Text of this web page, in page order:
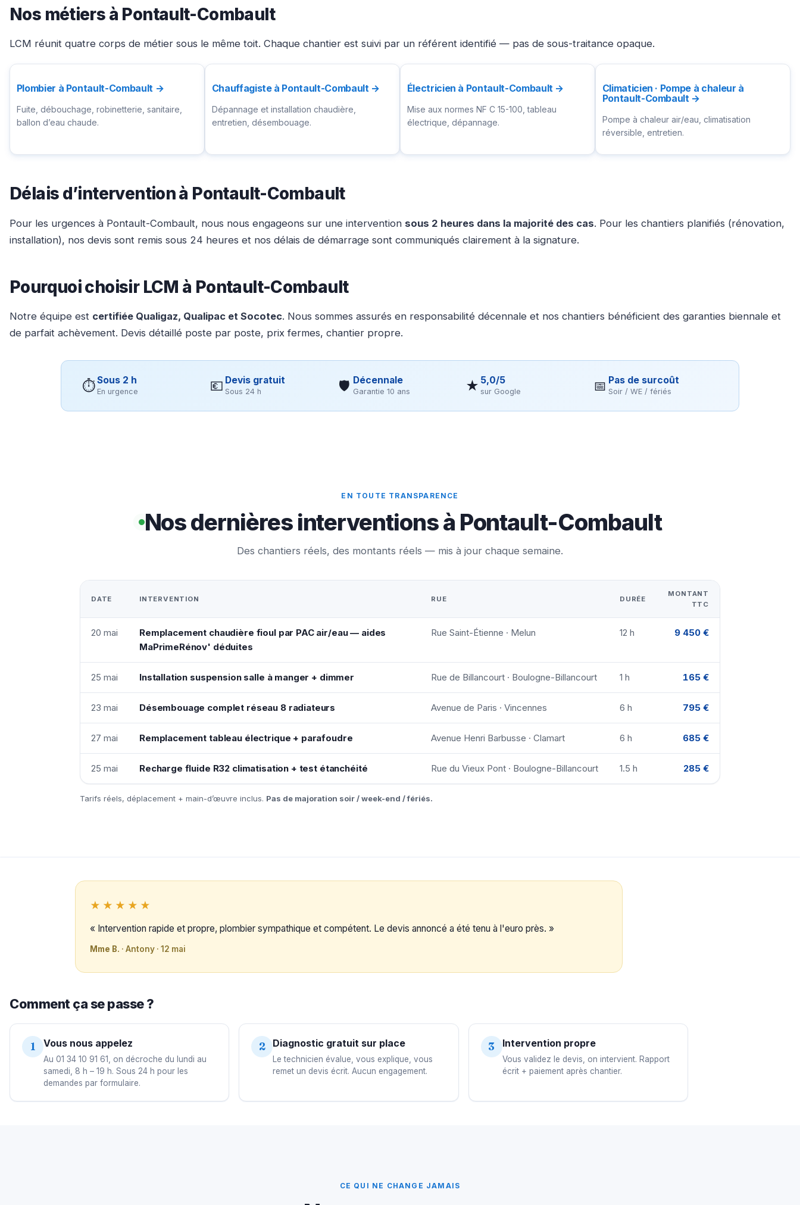
Nos métiers à Pontault-Combault
LCM réunit quatre corps de métier sous le même toit. Chaque chantier est suivi par un référent identifié — pas de sous-traitance opaque.
Plombier à Pontault-Combault →
Fuite, débouchage, robinetterie, sanitaire,
ballon d’eau chaude.
Chauffagiste à Pontault-Combault →
Dépannage et installation chaudière,
entretien, désembouage.
Électricien à Pontault-Combault →
Mise aux normes NF C 15-100, tableau
électrique, dépannage.
Climaticien · Pompe à chaleur à
Pontault-Combault →
Pompe à chaleur air/eau, climatisation
réversible, entretien.
Délais d’intervention à Pontault-Combault
Pour les urgences à Pontault-Combault, nous nous engageons sur une intervention sous 2 heures dans la majorité des cas. Pour les chantiers planifiés (rénovation,
installation), nos devis sont remis sous 24 heures et nos délais de démarrage sont communiqués clairement à la signature.
Pourquoi choisir LCM à Pontault-Combault
Notre équipe est certifiée Qualigaz, Qualipac et Socotec. Nous sommes assurés en responsabilité décennale et nos chantiers bénéficient des garanties biennale et
de parfait achèvement. Devis détaillé poste par poste, prix fermes, chantier propre.
⏱Sous 2 h
En urgence 💶 Devis gratuit
Sous 24 h 🛡 Décennale
Garantie 10 ans ★ 5,0/5
sur Google 📅 Pas de surcoût
Soir / WE / fériés
EN TOUTE TRANSPARENCE
Nos dernières interventions à Pontault-Combault
Des chantiers réels, des montants réels — mis à jour chaque semaine.
DATE INTERVENTION RUE DURÉE
MONTANT
TTC
20 mai
Remplacement chaudière fioul par PAC air/eau — aides
MaPrimeRénov' déduites
Rue Saint-Étienne · Melun 12 h 9 450 €
25 mai Installation suspension salle à manger + dimmer Rue de Billancourt · Boulogne-Billancourt 1 h 165 €
23 mai Désembouage complet réseau 8 radiateurs Avenue de Paris · Vincennes 6 h 795 €
27 mai Remplacement tableau électrique + parafoudre Avenue Henri Barbusse · Clamart 6 h 685 €
25 mai Recharge fluide R32 climatisation + test étanchéité Rue du Vieux Pont · Boulogne-Billancourt 1.5 h 285 €
Tarifs réels, déplacement + main-d’œuvre inclus. Pas de majoration soir / week-end / fériés.
★★★★★
« Intervention rapide et propre, plombier sympathique et compétent. Le devis annoncé a été tenu à l'euro près. »
Mme B. · Antony · 12 mai
Comment ça se passe ?
1 Vous nous appelez
Au 01 34 10 91 61, on décroche du lundi au
samedi, 8 h – 19 h. Sous 24 h pour les
demandes par formulaire.
2 Diagnostic gratuit sur place
Le technicien évalue, vous explique, vous
remet un devis écrit. Aucun engagement.
3 Intervention propre
Vous validez le devis, on intervient. Rapport
écrit + paiement après chantier.
CE QUI NE CHANGE JAMAIS